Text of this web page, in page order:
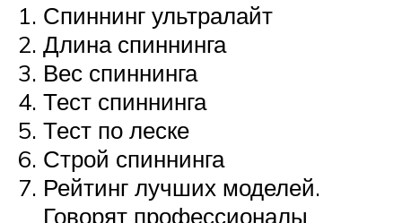
Спиннинг ультралайт
Длина спиннинга
Вес спиннинга
Тест спиннинга
Тест по леске
Строй спиннинга
Рейтинг лучших моделей.
Говорят профессионалы